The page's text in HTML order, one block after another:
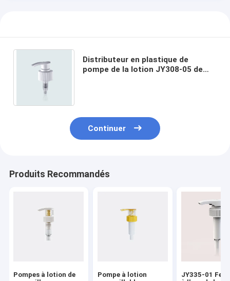
Distributeur en plastique de
pompe de la lotion JY308-05 de
Continuer
Produits Recommandés
Pompes à lotion de
Pompe à lotion
JY335-01